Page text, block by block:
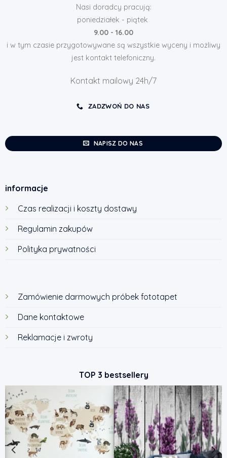
Nasi doradcy pracują:
poniedziałek - piątek
9.00 - 16.00
i w tym czasie przygotowywane są wszystkie wyceny i możliwy
jest kontakt telefoniczny.
Kontakt mailowy 24h/7
ZADZWOŃ DO NAS
NAPISZ DO NAS
informacje
Czas realizacji i koszty dostawy
Regulamin zakupów
Polityka prywatności
Zamówienie darmowych próbek fototapet
Dane kontaktowe
Reklamacje i zwroty
TOP 3 bestsellery